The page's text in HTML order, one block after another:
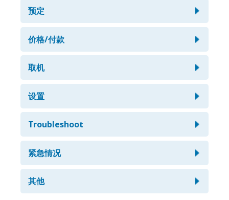
不可以。移动 Wifi 仅可用于数据使用用途。但您可以使用
Skype 和其他 VoIP 作为替代方案！
电池续航时间多久？
期间可以持续通信。您可以使用“自动 WiFi 关闭系统”模式
延长电池寿命。我们还免费出租手机电池！您不必担心电池
我有点担心丢失移动 Wifi 路由器...
我们建议您购买我们的损坏/丢失保险（每天 80 日元）。没
我可以在日本使用 Skype、LINE、
Kakao talk、Viber 或其他 VoIP 和预付
费 SIM 卡吗？
可以。您可以通过 Skype 或其他 VoIP 与您国内的亲朋好
友畅谈。但是，如果您打算长时间通话，我们建议您租借一
台已开通每日不限流量计划的随身 wifi 设备。
吗？
不可以。我们只销售预付费数据 SIM 卡。但您可以使用
预定
我没有足够的时间来遵循常规预定流程。
还有其他方法吗？
有，请尽快与我们联系。我们会尽力为您提供帮助。如果您
赶时间，您也可以选择我们的快递服务（500 日元）。
我应该在取机日期前多少天预定？
如果您的取机日期不到 3 天，请直接与我们联系。您也可以
选择我们的快递服务（500 日元）。
价格/付款
我需要拥有 Paypal 帐户吗？
不，您不需要有 Paypal 帐户就能付款。只需通过 Paypal
用 VISA、AMEX 或 Mastercard 卡付款
我想租借超过 5 个月，你们有特殊价格折
扣吗？
报价。
取机
具体何时可以在取机送日期获得预定货
物？
货物将在您的取机日期前一天送达，以便您可以在取机日期
的任何时间使用它们。
我想在机场取移动 Wifi/ SIM 卡，如何
取？
设置
我已收到你们的预付费 SIM 卡。如果在我
的设备上设置 APN？
您的预付费 SIM 卡会随附“如何设置APN”说明书。请再次检
查包裹。您还可以在下面找到设置方法。只需在设备上打开
设备并输入信息即可。
Troubleshoot
Having trouble connecting to the
internet or unable to charge? Solve
problems fast with our easy-to-
follow videos below.
紧急情况
我的移动 WiFi 丢失或被盗，该怎么办？
其他